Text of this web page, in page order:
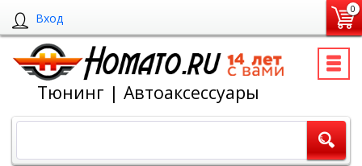
Вход
0
Тюнинг | Автоаксессуары